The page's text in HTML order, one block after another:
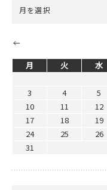
月 火 水
3
4 5
10
11 12
17
18 19
24
25 26
31